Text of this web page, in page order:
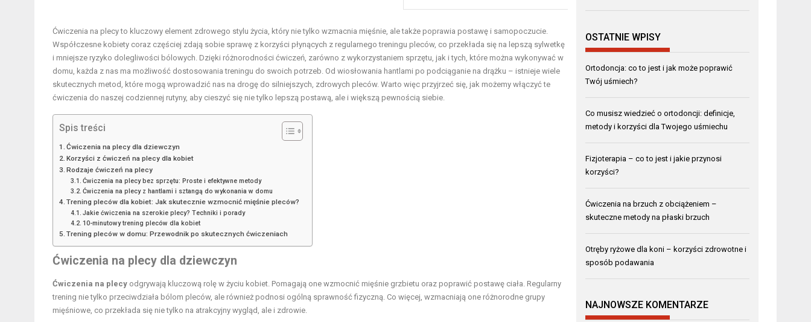
Ćwiczenia na plecy to kluczowy element zdrowego stylu życia, który nie tylko wzmacnia mięśnie, ale także poprawia postawę i samopoczucie.
Współczesne kobiety coraz częściej zdają sobie sprawę z korzyści płynących z regularnego treningu pleców, co przekłada się na lepszą sylwetkę
i mniejsze ryzyko dolegliwości bólowych. Dzięki różnorodności ćwiczeń, zarówno z wykorzystaniem sprzętu, jak i tych, które można wykonywać w
domu, każda z nas ma możliwość dostosowania treningu do swoich potrzeb. Od wiosłowania hantlami po podciąganie na drążku – istnieje wiele
skutecznych metod, które mogą wprowadzić nas na drogę do silniejszych, zdrowych pleców. Warto więc przyjrzeć się, jak możemy włączyć te
ćwiczenia do naszej codziennej rutyny, aby cieszyć się nie tylko lepszą postawą, ale i większą pewnością siebie.
Spis treści
Ćwiczenia na plecy dla dziewczyn
Korzyści z ćwiczeń na plecy dla kobiet
Rodzaje ćwiczeń na plecy
Ćwiczenia na plecy bez sprzętu: Proste i efektywne metody
Ćwiczenia na plecy z hantlami i sztangą do wykonania w domu
Trening pleców dla kobiet: Jak skutecznie wzmocnić mięśnie pleców?
Jakie ćwiczenia na szerokie plecy? Techniki i porady
10-minutowy trening pleców dla kobiet
Trening pleców w domu: Przewodnik po skutecznych ćwiczeniach
Ćwiczenia na plecy dla dziewczyn
Ćwiczenia na plecy odgrywają kluczową rolę w życiu kobiet. Pomagają one wzmocnić mięśnie grzbietu oraz poprawić postawę ciała. Regularny
trening nie tylko przeciwdziała bólom pleców, ale również podnosi ogólną sprawność fizyczną. Co więcej, wzmacniają one różnorodne grupy
mięśniowe, co przekłada się nie tylko na atrakcyjny wygląd, ale i zdrowie.
OSTATNIE WPISY
Ortodoncja: co to jest i jak może poprawić
Twój uśmiech?
Co musisz wiedzieć o ortodoncji: definicje,
metody i korzyści dla Twojego uśmiechu
Fizjoterapia – co to jest i jakie przynosi
korzyści?
Ćwiczenia na brzuch z obciążeniem –
skuteczne metody na płaski brzuch
Otręby ryżowe dla koni – korzyści zdrowotne i
sposób podawania
NAJNOWSZE KOMENTARZE